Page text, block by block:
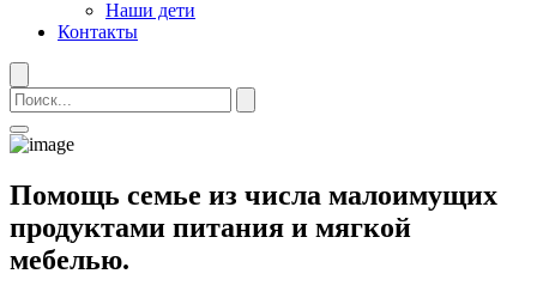
Наши дети
Контакты
Помощь семье из числа малоимущих
продуктами питания и мягкой
мебелью.